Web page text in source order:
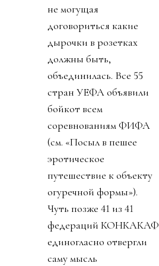
не могущая
договориться какие
дырочки в розетках
должны быть,
объединилась. Все 55
стран УЕФА объявили
бойкот всем
соревнованиям ФИФА
(см. «Посыл в пешее
эротическое
путешествие к объекту
огуречной формы»).
Чуть позже 41 из 41
федераций КОНКАКАФ
единогласно отвергли
саму мысль